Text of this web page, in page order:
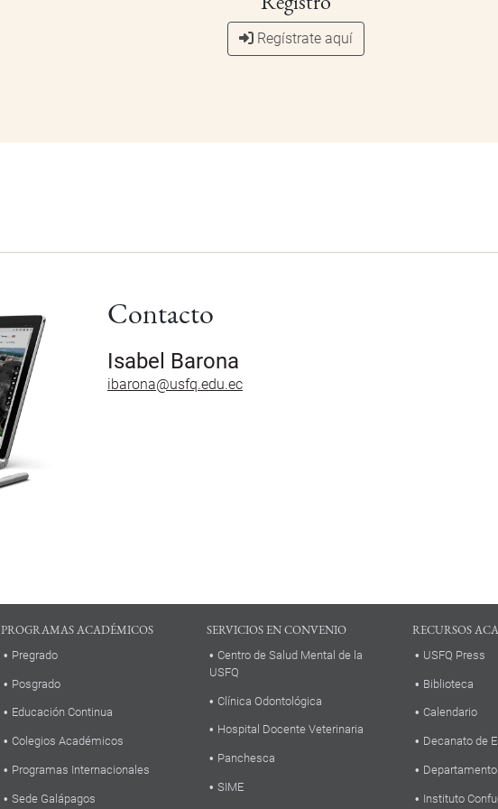
Regístrate aquí
Contacto
Isabel Barona
ibarona@usfq.edu.ec
PROGRAMAS ACADÉMICOS
Pregrado
Posgrado
Educación Continua
Colegios Académicos
Programas Internacionales
Sede Galápagos
SERVICIOS EN CONVENIO
Centro de Salud Mental de la
USFQ
Clínica Odontológica
Hospital Docente Veterinaria
Panchesca
SIME
RECURSOS
USFQ Press
Biblioteca
Calendario
Decanato de
Instituto